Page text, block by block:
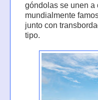
góndolas se unen a
mundialmente
junto con
tipo.